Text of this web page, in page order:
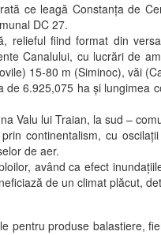
ce leagă Constanţa de
DC 27.
relieful fiind format din
Canalului, cu lucrări de
15-80 m (Siminoc), văi
6.925,075 ha şi
Valu lui Traian, la sud –
continentalism, cu
de aer.
având ca efect
de un climat plăcut,
pentru produse balastiere,